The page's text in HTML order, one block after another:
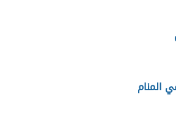
المنام